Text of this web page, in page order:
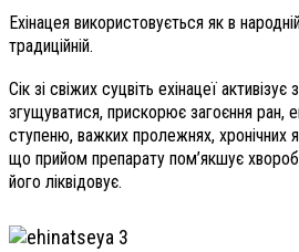
Ехінацея використовується як в
традиційній.
Сік зі свіжих суцвіть ехінацеї активізує
згущуватися, прискорює загоєння ран,
ступеню, важких пролежнях, хронічних
що прийом препарату пом’якшує
його ліквідовує.